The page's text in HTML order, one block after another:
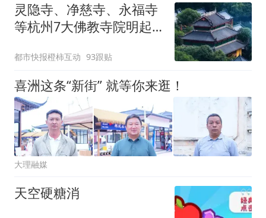
灵隐寺、净慈寺、永福寺
等杭州7大佛教寺院明起
都市快报橙柿互动 93跟贴
喜洲这条“新街” 就等你来逛！
大理融媒
天空硬糖消